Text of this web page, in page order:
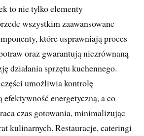
to nie tylko elementy
wszystkim zaawansowane
które usprawniają proces
oraz gwarantują niezrównaną
działania sprzętu kuchennego.
umożliwia kontrolę
efektywność energetyczną, a co
czas gotowania, minimalizując
kulinarnych. Restauracje, cateringi